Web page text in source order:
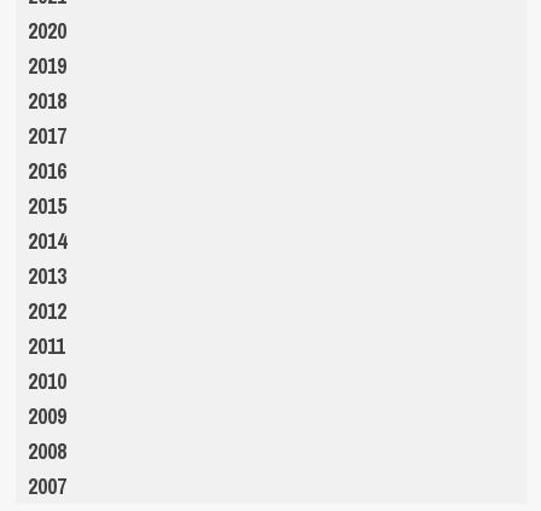
2020
2019
2018
2017
2016
2015
2014
2013
2012
2011
2010
2009
2008
2007